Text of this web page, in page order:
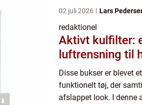
02 juli 2026 Lars
redaktionel
Aktivt kulfilter:
luftrensning til
Disse bukser er blevet
funktionelt tøj, der
afslappet look. I denne